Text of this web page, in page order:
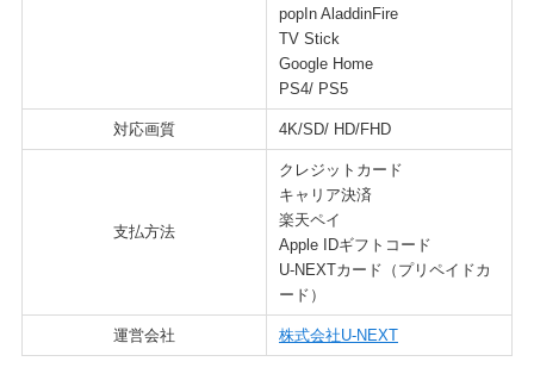
popIn AladdinFire
TV Stick
Google Home
PS4/ PS5
対応画質 4K/SD/ HD/FHD
支払方法
クレジットカード
キャリア決済
楽天ペイ
Apple IDギフトコード
U-NEXTカード（プリペイドカ
ード）
運営会社 株式会社U-NEXT